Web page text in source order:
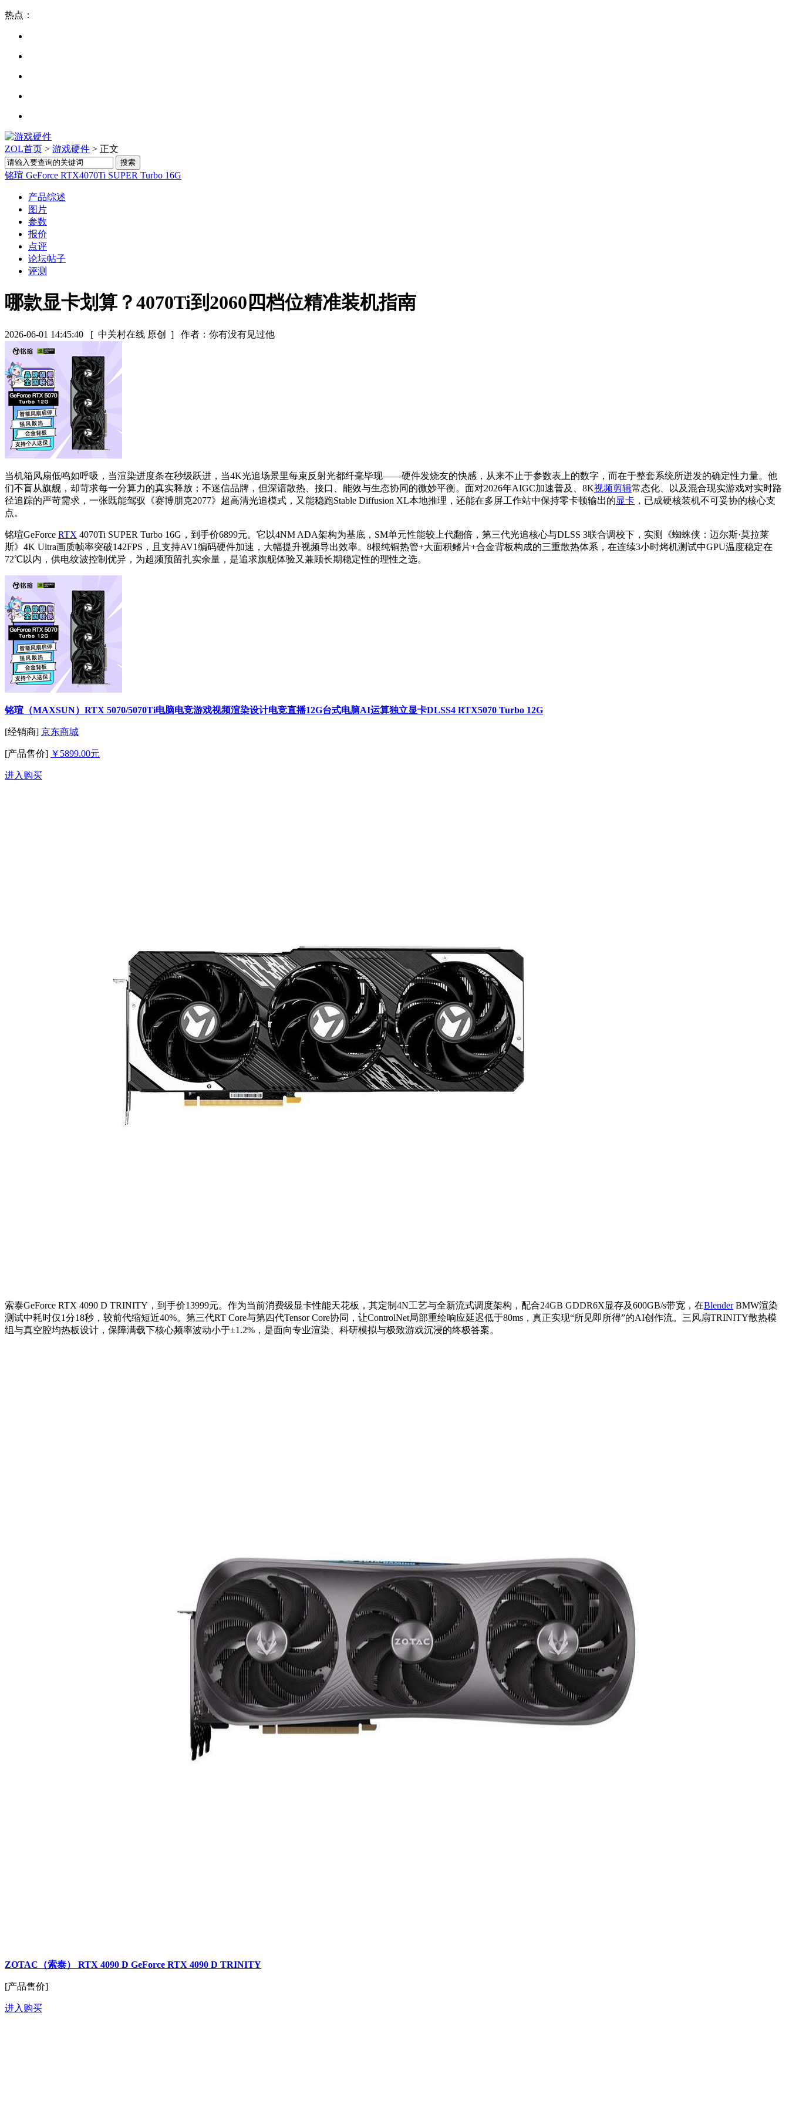
热点：
ZOL首页 > 游戏硬件 > 正文
铭瑄 GeForce RTX4070Ti SUPER Turbo 16G
产品综述
图片
参数
报价
点评
论坛帖子
评测
哪款显卡划算？4070Ti到2060四档位精准装机指南
2026-06-01 14:45:40 [ 中关村在线 原创 ] 作者：你有没有见过他
当机箱风扇低鸣如呼吸，当渲染进度条在秒级跃进，当4K光追场景里每束反射光都纤毫毕现——硬件发烧友的快感，从来不止于参数表上的数字，而在于整套系统所迸发的确定性力量。他
们不盲从旗舰，却苛求每一分算力的真实释放；不迷信品牌，但深谙散热、接口、能效与生态协同的微妙平衡。面对2026年AIGC加速普及、8K视频剪辑常态化、以及混合现实游戏对实时路
径追踪的严苛需求，一张既能驾驭《赛博朋克2077》超高清光追模式，又能稳跑Stable Diffusion XL本地推理，还能在多屏工作站中保持零卡顿输出的显卡 ，已成硬核装机不可妥协的核心支
点。
铭瑄GeForce RTX 4070Ti SUPER Turbo 16G，到手价6899元。它以4NM ADA架构为基底，SM单元性能较上代翻倍，第三代光追核心与DLSS 3联合调校下，实测《蜘蛛侠：迈尔斯·莫拉莱
斯》4K Ultra画质帧率突破142FPS，且支持AV1编码硬件加速，大幅提升视频导出效率。8根纯铜热管+大面积鳍片+合金背板构成的三重散热体系，在连续3小时烤机测试中GPU温度稳定在
72℃以内，供电纹波控制优异，为超频预留扎实余量，是追求旗舰体验又兼顾长期稳定性的理性之选。
铭瑄（MAXSUN）RTX 5070/5070Ti电脑电竞游戏视频渲染设计电竞直播12G台式电脑AI运算独立显卡DLSS4 RTX5070 Turbo 12G
[经销商] 京东商城
[产品售价] ￥5899.00元
进入购买
索泰GeForce RTX 4090 D TRINITY，到手价13999元。作为当前消费级显卡性能天花板，其定制4N工艺与全新流式调度架构，配合24GB GDDR6X显存及600GB/s带宽，在BlenderBMW渲染
测试中耗时仅1分18秒，较前代缩短近40%。第三代RT Core与第四代Tensor Core协同，让ControlNet局部重绘响应延迟低于80ms，真正实现“所见即所得”的AI创作流。三风扇TRINITY散热模
组与真空腔均热板设计，保障满载下核心频率波动小于±1.2%，是面向专业渲染、科研模拟与极致游戏沉浸的终极答案。
ZOTAC（索泰） RTX 4090 D GeForce RTX 4090 D TRINITY
[产品售价]
进入购买